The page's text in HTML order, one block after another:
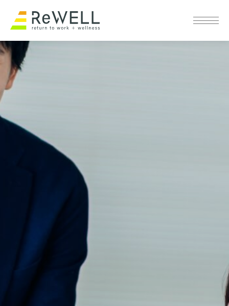
企業情報
個人向け リワークセンター
法人向け 復職支援
リワーク施設一覧
お問い合わせ TOP